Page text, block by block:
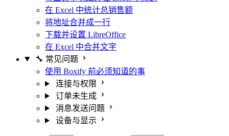
在 Excel 中统计总销售额
将地址合并成一行
下载并设置 LibreOffice
在 Excel 中合并文字
🔧 常见问题
使用 Boxify 前必须知道的事
连接与权限
订单未生成
消息发送问题
设备与显示